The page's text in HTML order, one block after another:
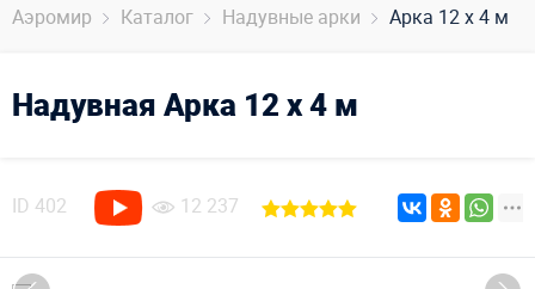
Аэромир Каталог Надувные арки Арка 12 х 4 м
Надувная Арка 12 х 4 м
ID 402 12 237